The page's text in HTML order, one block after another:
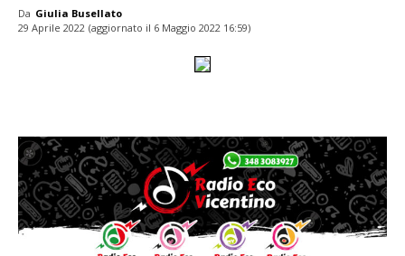
Da Giulia Busellato
29 Aprile 2022 (aggiornato il 6 Maggio 2022 16:59)